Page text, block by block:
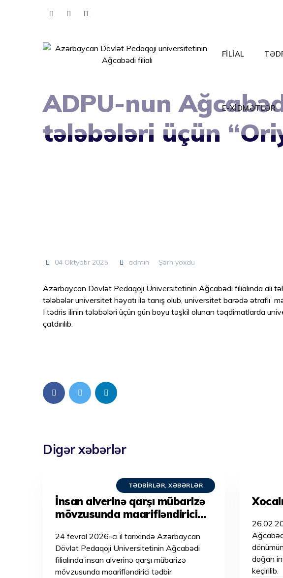
FİLİAL
E-XİDMƏTLƏR
ADPU-nun
tələbələri üçün
04 Oktyabr 2025 admin Şərh yoxdu
Azərbaycan Dövlət Pedaqoji Universitetinin Ağcabədi filialında ali
tələbələr universitet həyatı ilə tanış olub, universitet barədə ətraflı
I tədris ilinin tələbələri üçün gün boyu təşkil olunan təqdimatlarda
çatdırılıb.
Digər xəbərlər
TƏDBIRLƏR, XƏBƏRLƏR
İnsan alverinə qarşı mübarizə
mövzusunda maarifləndirici
24 fevral 2026-cı il tarixində Azərbaycan
Dövlət Pedaqoji Universitetinin Ağcabədi
filialında insan alverinə qarşı mübarizə
mövzusunda maarifləndirici tədbir
doğan
keçirilib.